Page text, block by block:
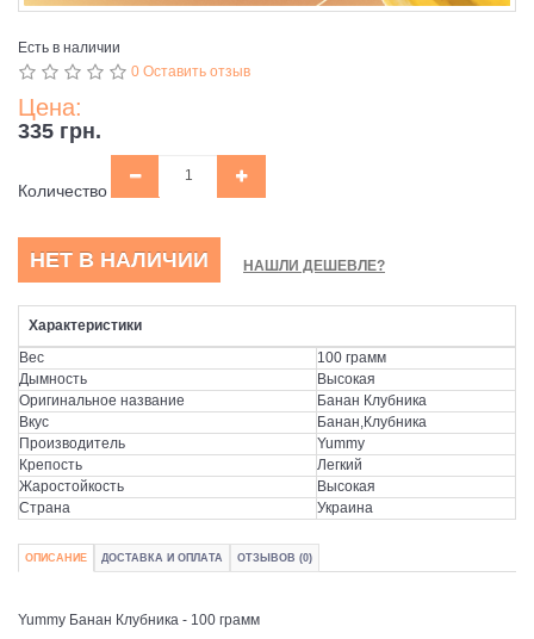
Есть в наличии
0 Оставить отзыв
Цена:
335 грн.
Количество
НЕТ В НАЛИЧИИ НАШЛИ ДЕШЕВЛЕ?
Характеристики
Вес
100 грамм
Дымность
Высокая
Оригинальное название
Банан Клубника
Вкус
Банан,Клубника
Производитель
Yummy
Крепость
Легкий
Жаростойкость
Высокая
Страна
Украина
ОПИСАНИЕ ДОСТАВКА И ОПЛАТА ОТЗЫВОВ (0)
Yummy Банан Клубника - 100 грамм